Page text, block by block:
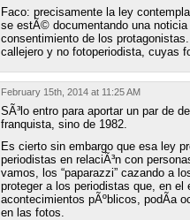
Faco: precisamente la ley
se estÃ© documentando una
consentimiento de los
callejero y no fotoperiodista, cuyas
February 15th, 2014 at 11:25 AM
SÃ³lo entro para aportar un par de
franquista, sino de 1982.
Es cierto sin embargo que esa ley
periodistas en relaciÃ³n con
vamos, los “paparazzi” cazando a
proteger a los periodistas que, en el
acontecimientos pÃºblicos, podÃ­a
en las fotos.